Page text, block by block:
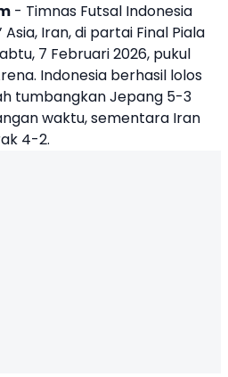
- Timnas Futsal Indonesia
Iran, di partai Final Piala
7 Februari 2026, pukul
Indonesia berhasil lolos
tumbangkan Jepang 5-3
waktu, sementara Iran
4-2.